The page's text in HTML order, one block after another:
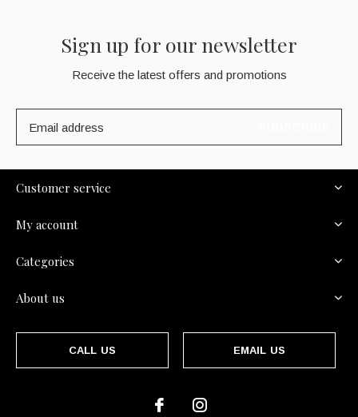
Sign up for our newsletter
Receive the latest offers and promotions
Customer service
My account
Categories
About us
CALL US EMAIL US